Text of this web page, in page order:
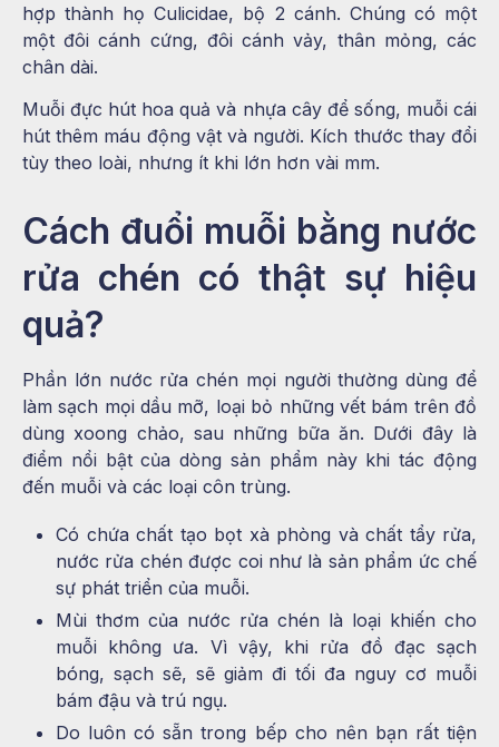
hợp thành họ Culicidae, bộ 2 cánh. Chúng có một
một đôi cánh cứng, đôi cánh vảy, thân mỏng, các
chân dài.
Muỗi đực hút hoa quả và nhựa cây để sống, muỗi cái
hút thêm máu động vật và người. Kích thước thay đổi
tùy theo loài, nhưng ít khi lớn hơn vài mm.
Cách đuổi muỗi bằng nước
rửa chén có thật sự hiệu
quả?
Phần lớn nước rửa chén mọi người thường dùng để
làm sạch mọi dầu mỡ, loại bỏ những vết bám trên đồ
dùng xoong chảo, sau những bữa ăn. Dưới đây là
điểm nổi bật của dòng sản phẩm này khi tác động
đến muỗi và các loại côn trùng.
Có chứa chất tạo bọt xà phòng và chất tẩy rửa,
nước rửa chén được coi như là sản phẩm ức chế
sự phát triển của muỗi.
Mùi thơm của nước rửa chén là loại khiến cho
muỗi không ưa. Vì vậy, khi rửa đồ đạc sạch
bóng, sạch sẽ, sẽ giảm đi tối đa nguy cơ muỗi
bám đậu và trú ngụ.
Do luôn có sẵn trong bếp cho nên bạn rất tiện